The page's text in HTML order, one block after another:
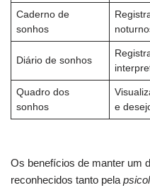
Caderno de
sonhos
Diário de sonhos
Quadro dos
sonhos
e
Os benefícios de manter um
reconhecidos tanto pela